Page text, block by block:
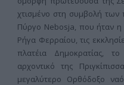
χτισμένο στη συμβολή
Πύργο Nebosja, που ήταν
Ρήγα Φερραίου, τις
πλατέια Δημοκρατίας,
αρχοντικό της
μεγαλύτερο Ορθόδοξο